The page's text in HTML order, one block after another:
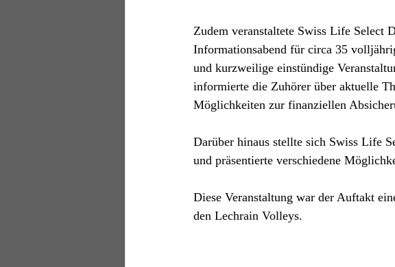
Zudem veranstaltete Swiss Life Select
Informationsabend für circa 35
und kurzweilige einstündige
informierte die Zuhörer über aktuelle
Möglichkeiten zur finanziellen
Darüber hinaus stellte sich Swiss Life
und präsentierte verschiedene
Diese Veranstaltung war der Auftakt
den Lechrain Volleys.